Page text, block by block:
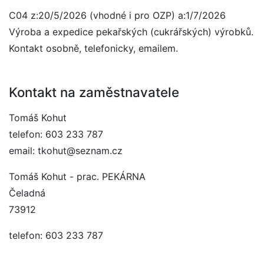
C04 z:20/5/2026 (vhodné i pro OZP) a:1/7/2026
Výroba a expedice pekařských (cukrářských) výrobků.
Kontakt osobně, telefonicky, emailem.
Kontakt na zaměstnavatele
Tomáš Kohut
telefon: 603 233 787
email: tkohut@seznam.cz
Tomáš Kohut - prac. PEKÁRNA
Čeladná
73912
telefon: 603 233 787